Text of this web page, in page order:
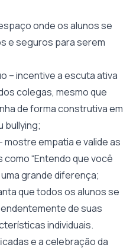
onde os alunos se
e seguros para serem
– incentive a escuta ativa
colegas, mesmo que
de forma construtiva em
bullying;
mostre empatia e valide as
“Entendo que você
grande diferença;
que todos os alunos se
de suas
individuais.
e a celebração da